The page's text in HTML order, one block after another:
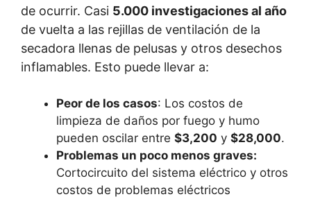
de ocurrir. Casi 5.000 investigaciones al año
de vuelta a las rejillas de ventilación de la
secadora llenas de pelusas y otros desechos
inflamables. Esto puede llevar a:
Peor de los casos: Los costos de
limpieza de daños por fuego y humo
pueden oscilar entre $3,200 y $28,000.
Problemas un poco menos graves:
Cortocircuito del sistema eléctrico y otros
costos de problemas eléctricos